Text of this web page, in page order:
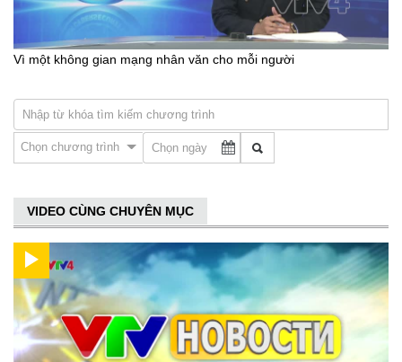
Vì một không gian mạng nhân văn cho mỗi người
Chọn chương trình
VIDEO CÙNG CHUYÊN MỤC